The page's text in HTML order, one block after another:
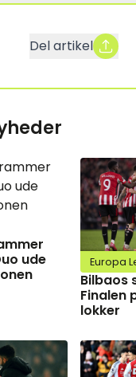
Del artikel
ude
Europa
Bilbaos
Finalen
lokker